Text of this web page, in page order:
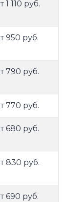
1 110 руб.
950 руб.
790 руб.
770 руб.
680 руб.
830 руб.
690 руб.